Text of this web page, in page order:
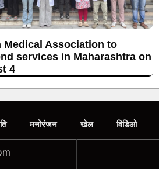
Medical Association to
services in Maharashtra on
4
मनोरंजन खेल विडिओ